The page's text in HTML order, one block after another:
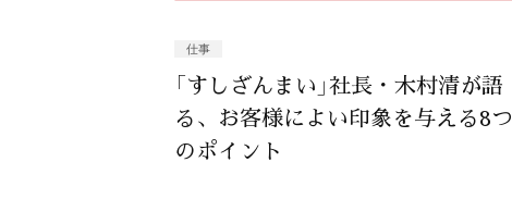
仕事
「すしざんまい」社長・木村清が語
る、お客様によい印象を与える8つ
のポイント